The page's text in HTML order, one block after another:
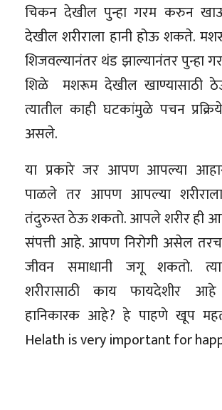
चिकन देखील पुन्हा गरम करुन
देखील शरीराला हानी होऊ शकते.
शिजवल्यानंतर थंड झाल्यानंतर पुन्हा
शिळे मशरूम देखील खाण्यासाठी
त्यातील काही घटकांमुळे पचन
असले.
या प्रकारे जर आपण आपल्या
पाळले तर आपण आपल्या
तंदुरुस्त ठेऊ शकतो. आपले शरीर ही
संपत्ती आहे. आपण निरोगी असेल
जीवन समाधानी जगू शकतो.
शरीरासाठी काय फायदेशीर
हानिकारक आहे? हे पाहणे खूप
Helath is very important for